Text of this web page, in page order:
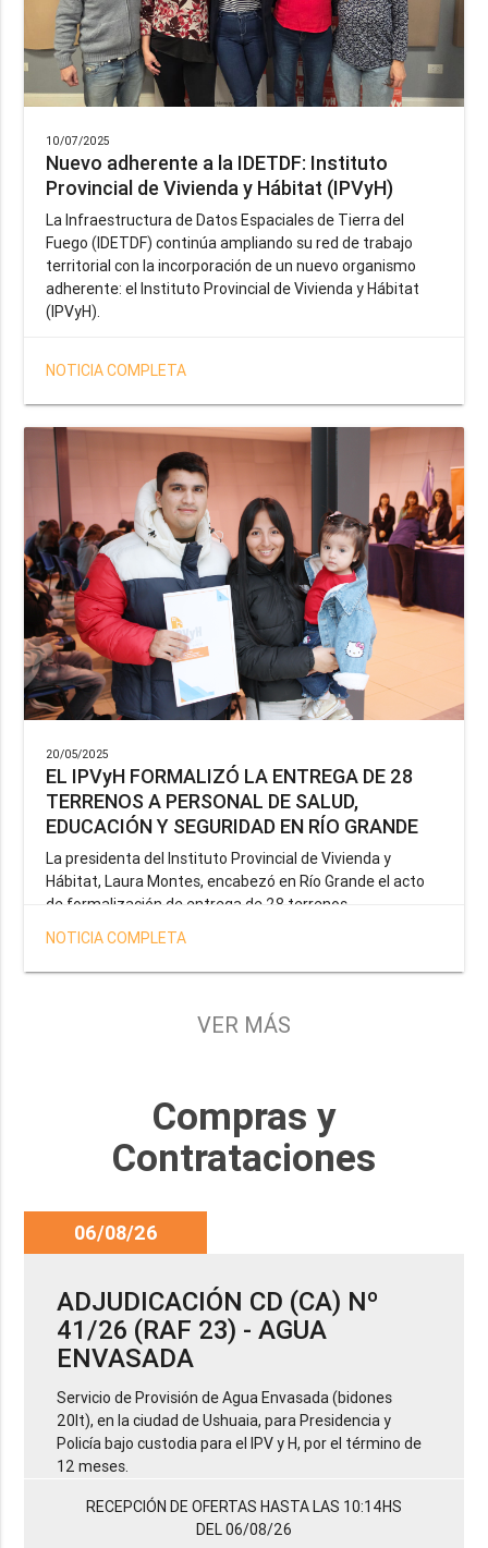
10/07/2025
Nuevo adherente a la IDETDF: Instituto
Provincial de Vivienda y Hábitat (IPVyH)
La Infraestructura de Datos Espaciales de Tierra del
Fuego (IDETDF) continúa ampliando su red de trabajo
territorial con la incorporación de un nuevo organismo
adherente: el Instituto Provincial de Vivienda y Hábitat
(IPVyH).
NOTICIA COMPLETA
20/05/2025
EL IPVyH FORMALIZÓ LA ENTREGA DE 28
TERRENOS A PERSONAL DE SALUD,
EDUCACIÓN Y SEGURIDAD EN RÍO GRANDE
La presidenta del Instituto Provincial de Vivienda y
Hábitat, Laura Montes, encabezó en Río Grande el acto
de formalización de entrega de 28 terrenos
correspondientes a la operatoria especial anunciada por
el Gobernador Gustavo Melella, la cual tiene como
objetivo brindar una solución habitacional a docentes,
Provincia y del Servicio Penitenciario.
NOTICIA COMPLETA
VER MÁS
Compras y
Contrataciones
06/08/26
ADJUDICACIÓN CD (CA) Nº
41/26 (RAF 23) - AGUA
ENVASADA
Servicio de Provisión de Agua Envasada (bidones
20lt), en la ciudad de Ushuaia, para Presidencia y
Policía bajo custodia para el IPV y H, por el término de
12 meses.
RECEPCIÓN DE OFERTAS HASTA LAS 10:14HS
DEL 06/08/26